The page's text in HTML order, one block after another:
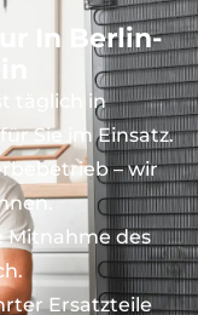
In Berlin-
täglich in
Sie im Einsatz.
– wir
Mitnahme des
Ersatzteile